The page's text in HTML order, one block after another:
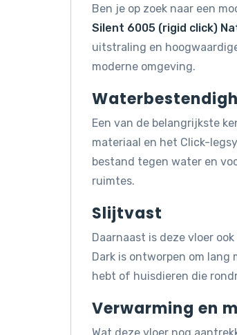
Ben je op zoek naar een
Silent 6005 (rigid click)
uitstraling en
moderne omgeving.
Een van de belangrijkste
materiaal en het Click-
bestand tegen water en
ruimtes.
Slijtvast
Daarnaast is deze vloer
Dark is ontworpen om
hebt of huisdieren die
Verwarming en